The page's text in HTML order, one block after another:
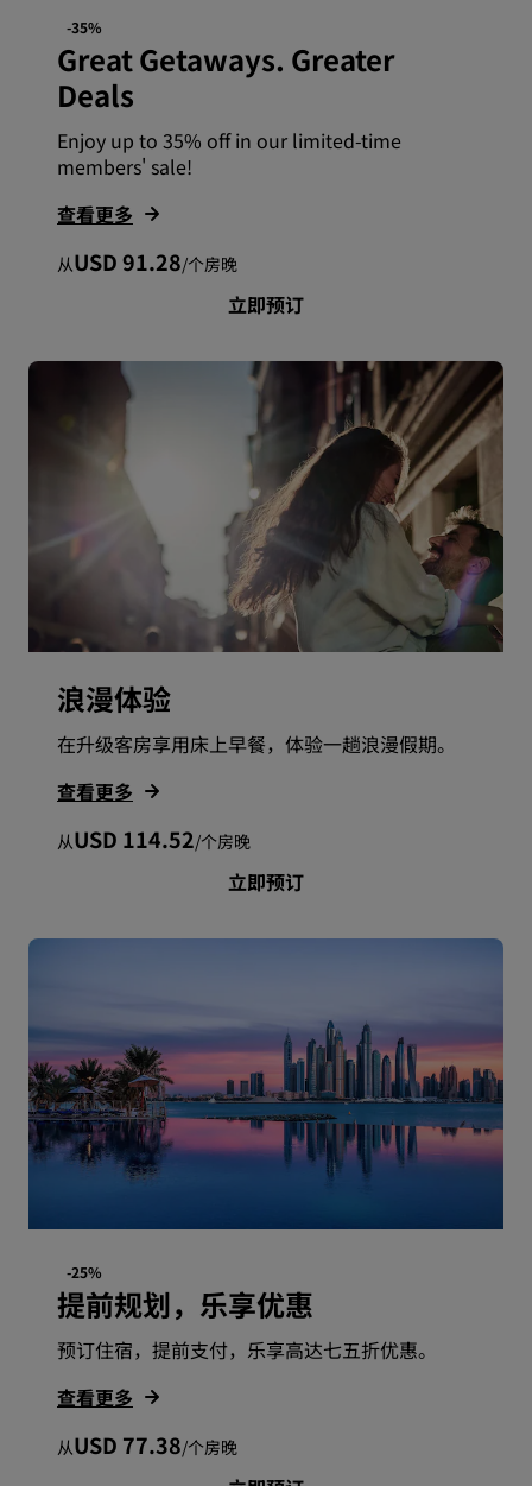
-35%
Great Getaways. Greater
Deals
Enjoy up to 35% off in our limited-time
members' sale!
查看更多
从USD 91.28/个房晚
立即预订
浪漫体验
在升级客房享用床上早餐，体验一趟浪漫假期。
查看更多
从USD 114.52/个房晚
立即预订
-25%
提前规划，乐享优惠
预订住宿，提前支付，乐享高达七五折优惠。
查看更多
从USD 77.38/个房晚